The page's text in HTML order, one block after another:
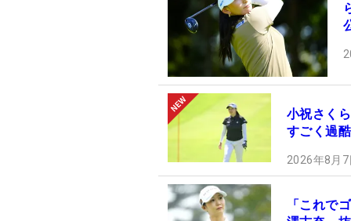
小祝さく
すごく過
2026年8月
「これで